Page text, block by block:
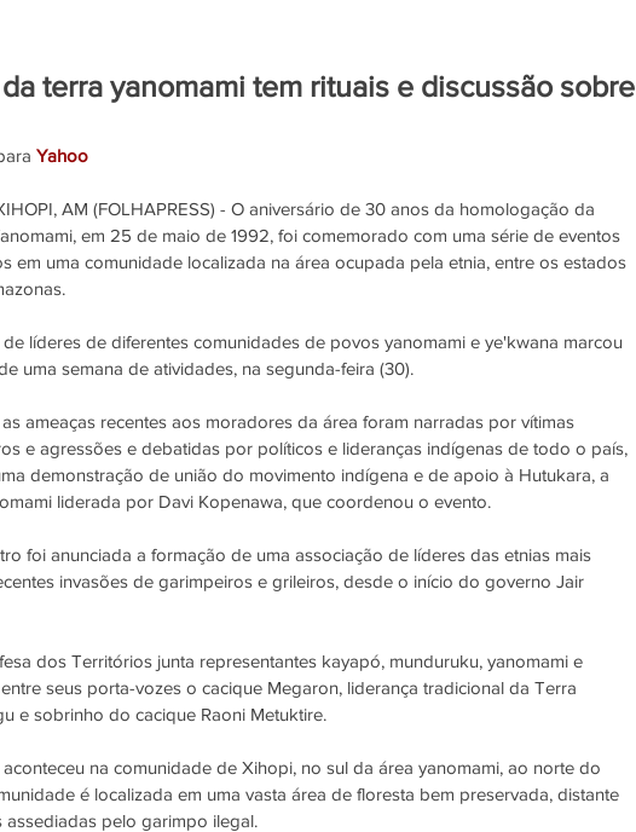
terra yanomami tem rituais e discussão sobre
Yahoo
AM (FOLHAPRESS) - O aniversário de 30 anos da homologação da
em 25 de maio de 1992, foi comemorado com uma série de eventos
em uma comunidade localizada na área ocupada pela etnia, entre os estados
de líderes de diferentes comunidades de povos yanomami e ye'kwana marcou
uma semana de atividades, na segunda-feira (30).
ameaças recentes aos moradores da área foram narradas por vítimas
e agressões e debatidas por políticos e lideranças indígenas de todo o país,
demonstração de união do movimento indígena e de apoio à Hutukara, a
liderada por Davi Kopenawa, que coordenou o evento.
foi anunciada a formação de uma associação de líderes das etnias mais
invasões de garimpeiros e grileiros, desde o início do governo Jair
dos Territórios junta representantes kayapó, munduruku, yanomami e
seus porta-vozes o cacique Megaron, liderança tradicional da Terra
e sobrinho do cacique Raoni Metuktire.
na comunidade de Xihopi, no sul da área yanomami, ao norte do
é localizada em uma vasta área de floresta bem preservada, distante
assediadas pelo garimpo ilegal.